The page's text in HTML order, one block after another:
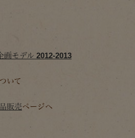
モデル 2012-2013
いて
販売ページへ